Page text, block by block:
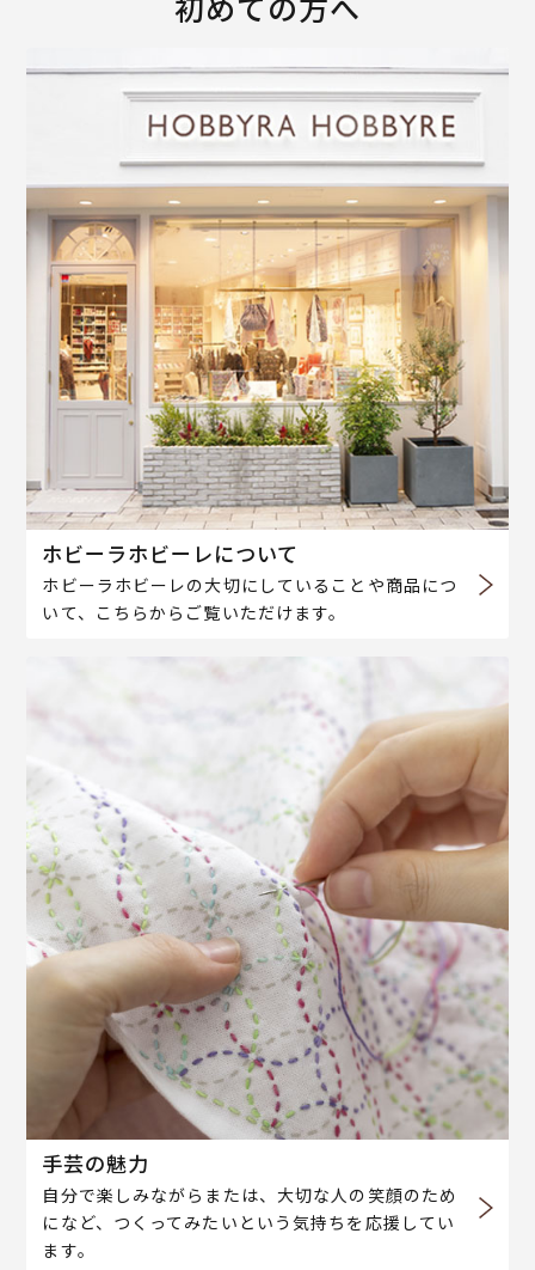
ホビーラホビーレについて
ホビーラホビーレの大切にしていることや商品につ
いて、こちらからご覧いただけます。
手芸の魅力
自分で楽しみながらまたは、大切な人の笑顔のため
になど、つくってみたいという気持ちを応援してい
ます。